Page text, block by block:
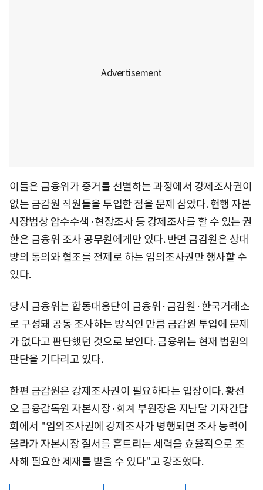
이들은 금융위가 증거를 선별하는 과정에서 강제조사권이
없는 금감원 직원들을 투입한 점을 문제 삼았다. 현행 자본
시장법상 압수수색·현장조사 등 강제조사를 할 수 있는 권
한은 금융위 조사 공무원에게만 있다. 반면 금감원은 상대
방의 동의와 협조를 전제로 하는 임의조사권만 행사할 수
있다.
당시 금융위는 합동대응단이 금융위·금감원·한국거래소
로 구성돼 공동 조사하는 방식인 만큼 금감원 투입에 문제
가 없다고 판단했던 것으로 보인다. 금융위는 현재 법원의
판단을 기다리고 있다.
한편 금감원은 강제조사권이 필요하다는 입장이다. 황선
오 금융감독원 자본시장·회계 부원장은 지난달 기자간담
회에서 "임의조사권에 강제조사가 병행되면 조사 능력이
올라가 자본시장 질서를 흩트리는 세력을 효율적으로 조
사해 필요한 제재를 받을 수 있다"고 강조했다.